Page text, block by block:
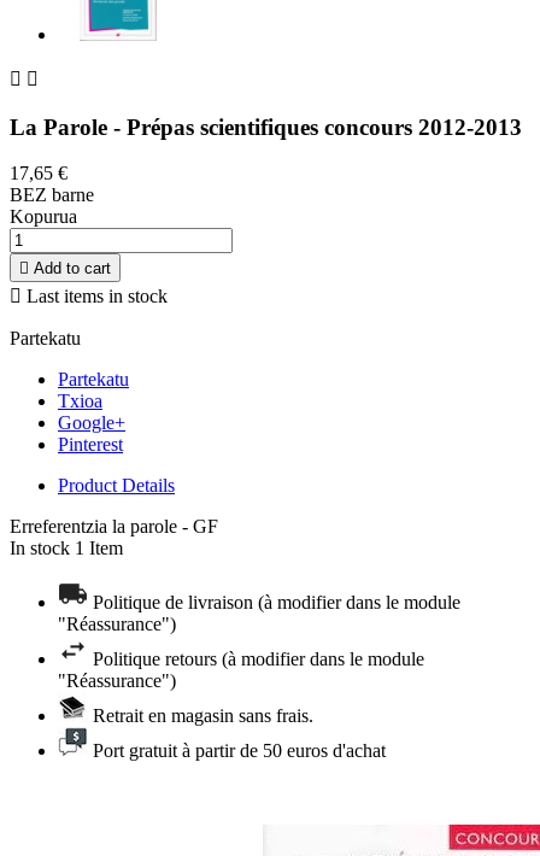
 
La Parole - Prépas scientifiques concours 2012-2013
17,65 €
BEZ barne
Kopurua
 Add to cart
 Last items in stock
Partekatu
Partekatu
Txioa
Google+
Pinterest
Product Details
Erreferentzia la parole - GF
In stock 1 Item
Politique de livraison (à modifier dans le module
"Réassurance")
Politique retours (à modifier dans le module
"Réassurance")
Retrait en magasin sans frais.
Port gratuit à partir de 50 euros d'achat